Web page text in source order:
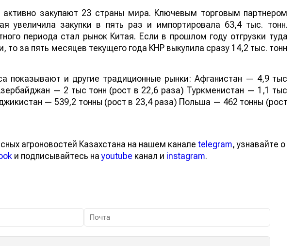
активно закупают 23 страны мира. Ключевым торговым партнером
увеличила закупки в пять раз и импортировала 63,4 тыс. тонн.
периода стал рынок Китая. Если в прошлом году отгрузки туда
то за пять месяцев текущего года КНР выкупила сразу 14,2 тыс. тонн
показывают и другие традиционные рынки: Афганистан — 4,9 тыс
— 2 тыс тонн (рост в 22,6 раза) Туркменистан — 1,1 тыс
— 539,2 тонны (рост в 23,4 раза) Польша — 462 тонны (рост
агроновостей Казахстана на нашем канале telegram, узнавайте о
и подписывайтесь наyoutube канал и instagram.